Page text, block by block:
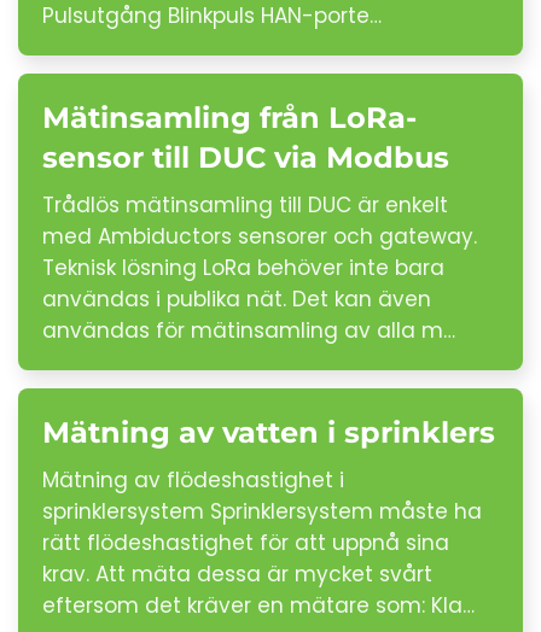
Pulsutgång Blinkpuls HAN-porte…
Mätinsamling från LoRa-
sensor till DUC via Modbus
Trådlös mätinsamling till DUC är enkelt
med Ambiductors sensorer och gateway.
Teknisk lösning LoRa behöver inte bara
användas i publika nät. Det kan även
användas för mätinsamling av alla m…
Mätning av vatten i sprinklers
Mätning av flödeshastighet i
sprinklersystem Sprinklersystem måste ha
rätt flödeshastighet för att uppnå sina
krav. Att mäta dessa är mycket svårt
eftersom det kräver en mätare som: Kla…